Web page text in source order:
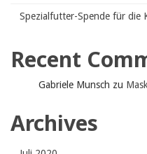
Spezialfutter-Spende für die
Recent
Gabriele Munsch zu
Archives